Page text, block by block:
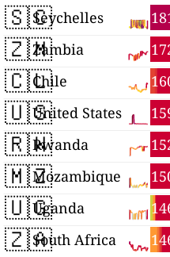
🇸🇨Seychelles
🇿🇲Zambia
🇨🇱
Chile
🇺🇸United States
🇷🇼Rwanda
🇲🇿Mozambique
🇺🇬Uganda
🇿🇦South Africa